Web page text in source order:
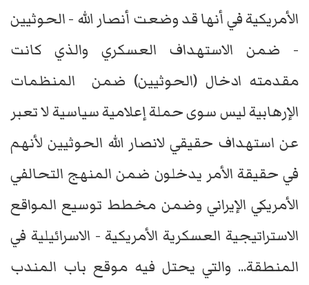
الأمريكية في أنها قد وضعت أنصار الله - الحوثيين
- ضمن الاستهداف العسكري والذي كانت
مقدمته ادخال (الحوثيين) ضمن المنظمات
الإرهابية ليس سوى حملة إعلامية سياسية لا تعبر
عن استهداف حقيقي لانصار الله الحوثيين لأنهم
في حقيقة الأمر يدخلون ضمن المنهج التحالفي
الأمريكي الإيراني وضمن مخطط توسيع المواقع
الاستراتيجية العسكرية الأمريكية - الاسرائيلية في
المنطقة... والتي يحتل فيه موقع باب المندب